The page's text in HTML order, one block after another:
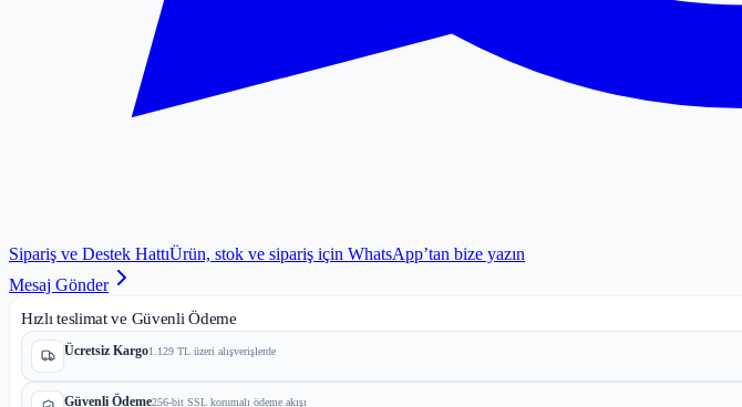
Sipariş ve Destek HattıÜrün, stok ve sipariş için WhatsApp’tan bize yazın
Mesaj Gönder
Hızlı teslimat ve Güvenli Ödeme
Ücretsiz Kargo1.129 TL üzeri alışverişlerde
Güvenli Ödeme256-bit SSL korumalı ödeme akışı